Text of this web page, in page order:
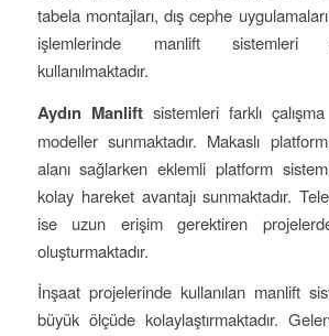
tabela montajları, dış cephe
işlemlerinde manlift sistemleri
kullanılmaktadır.
Aydın Manliftsistemleri farklı
modeller sunmaktadır. Makaslı
alanı sağlarken eklemli platform
kolay hareket avantajı sunmaktadır.
ise uzun erişim gerektiren
oluşturmaktadır.
İnşaat projelerinde kullanılan manlift
büyük ölçüde kolaylaştırmaktadır.